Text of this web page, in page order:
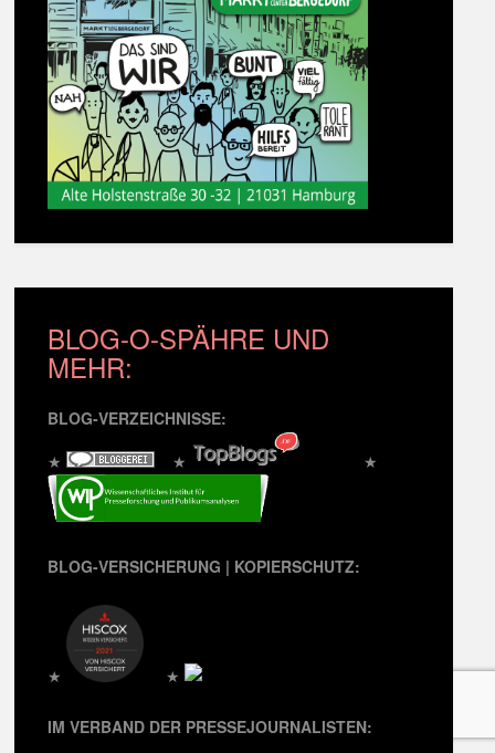
BLOG-O-SPÄHRE UND
MEHR:
BLOG-VERZEICHNISSE:
★
★ ★
BLOG-VERSICHERUNG | KOPIERSCHUTZ:
★ ★
IM VERBAND DER PRESSEJOURNALISTEN: